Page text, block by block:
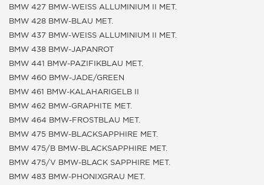
BMW 427 BMW-WEISS ALLUMINIUM II MET.
BMW 428 BMW-BLAU MET.
BMW 437 BMW-WEISS ALLUMINIUM II MET.
BMW 438 BMW-JAPANROT
BMW 441 BMW-PAZIFIKBLAU MET.
BMW 460 BMW-JADE/GREEN
BMW 461 BMW-KALAHARIGELB II
BMW 462 BMW-GRAPHITE MET.
BMW 464 BMW-FROSTBLAU MET.
BMW 475 BMW-BLACKSAPPHIRE MET.
BMW 475/B BMW-BLACKSAPPHIRE MET.
BMW 475/V BMW-BLACK SAPPHIRE MET.
BMW 483 BMW-PHONIXGRAU MET.